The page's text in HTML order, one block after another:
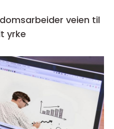
veien til
yrke